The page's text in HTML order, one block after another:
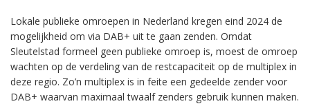
Lokale publieke omroepen in Nederland kregen eind 2024 de
mogelijkheid om via DAB+ uit te gaan zenden. Omdat
Sleutelstad formeel geen publieke omroep is, moest de omroep
wachten op de verdeling van de restcapaciteit op de multiplex in
deze regio. Zo’n multiplex is in feite een gedeelde zender voor
DAB+ waarvan maximaal twaalf zenders gebruik kunnen maken.